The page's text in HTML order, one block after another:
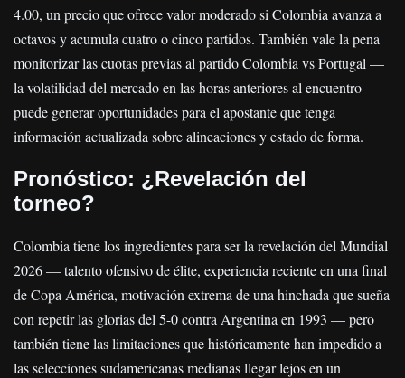
4.00, un precio que ofrece valor moderado si Colombia avanza a
octavos y acumula cuatro o cinco partidos. También vale la pena
monitorizar las cuotas previas al partido Colombia vs Portugal —
la volatilidad del mercado en las horas anteriores al encuentro
puede generar oportunidades para el apostante que tenga
información actualizada sobre alineaciones y estado de forma.
Pronóstico: ¿Revelación del
torneo?
Colombia tiene los ingredientes para ser la revelación del Mundial
2026 — talento ofensivo de élite, experiencia reciente en una final
de Copa América, motivación extrema de una hinchada que sueña
con repetir las glorias del 5-0 contra Argentina en 1993 — pero
también tiene las limitaciones que históricamente han impedido a
las selecciones sudamericanas medianas llegar lejos en un